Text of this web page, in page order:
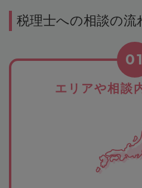
税理士への相談の流
エリアや相談
01